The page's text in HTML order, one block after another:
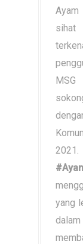
Ayam
sihat
yang